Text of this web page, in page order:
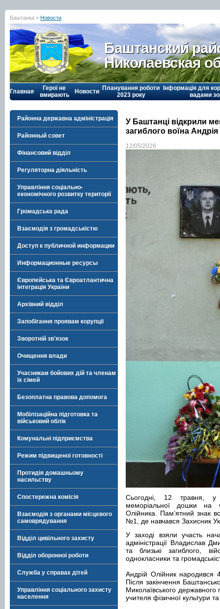
Баштанка » Новости
Баштанский
Николаевская
Главная
Герої не
вмирають
Новости Планування роботи
2023 року
Інформація для
вадами
Районна державна адміністрація
Районный совет
Фінансовий відділ
Регуляторна діяльність
Управління соціально-
економічного розвитку території
Громадська рада
Взаємодія з громадськістю
Доступ к публичной информации
Информационные ресурсы
Європейська та Євроатлантична
інтеграція України
Архівний відділ
Запобігання проявам корупції
Зворотній зв'язок
Очищення влади
Учасникам бойових дій та членам
їх сімей
Безоплатна правова допомога
Мобілізаційна підготовка та
військовий облік
Комунальні підприємства
Режим підвищеної готовності
Протидія домашньому
насильству
Спостережна комісія
Взаємодія з органами місцевого
самоврядування
Відділ цивільного захисту
Відділ оборонної роботи
Служба у справах дітей
Управління соціального захисту
населення
У Баштанці відкрили
загиблого воїна
12/05/2026
Сьогодні, 12 травня, у
меморіальної дошки на
Олійника. Пам’ятний знак
№1, де навчався Захисник
У заході взяли участь
адміністрації Владислав
та близькі загиблого,
однокласники та
Андрій Олійник народився
Після закінчення
Миколаївського державного
учителя фізичної культури